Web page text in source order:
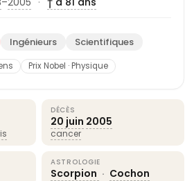
Ingénieurs Scientifiques
Prix Nobel · Physique
DÉCÈS
20 juin 2005
cancer
ASTROLOGIE
Scorpion · Cochon